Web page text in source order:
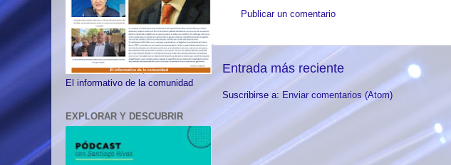
Publicar un comentario
Entrada más reciente
Suscribirse a: Enviar comentarios (Atom)
El informativo de la comunidad
EXPLORAR Y DESCUBRIR